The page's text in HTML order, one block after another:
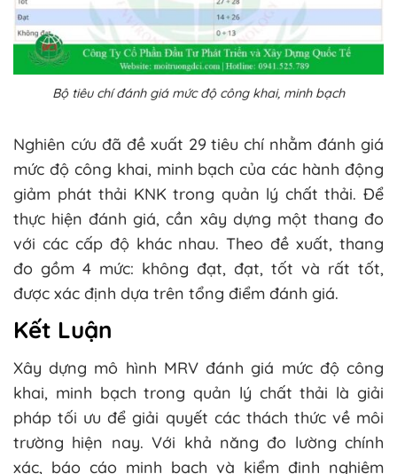
Bộ tiêu chí đánh giá mức độ công khai, minh bạch
Nghiên cứu đã đề xuất 29 tiêu chí nhằm đánh giá
mức độ công khai, minh bạch của các hành động
giảm phát thải KNK trong quản lý chất thải. Để
thực hiện đánh giá, cần xây dựng một thang đo
với các cấp độ khác nhau. Theo đề xuất, thang
đo gồm 4 mức: không đạt, đạt, tốt và rất tốt,
được xác định dựa trên tổng điểm đánh giá.
Kết Luận
Xây dựng mô hình MRV đánh giá mức độ công
khai, minh bạch trong quản lý chất thải là giải
pháp tối ưu để giải quyết các thách thức về môi
trường hiện nay. Với khả năng đo lường chính
xác, báo cáo minh bạch và kiểm định nghiêm